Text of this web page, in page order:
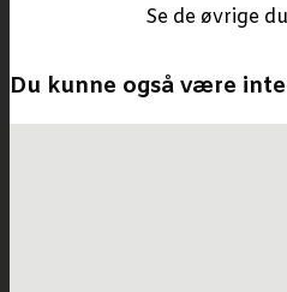
Se de øvrige
Du kunne også være